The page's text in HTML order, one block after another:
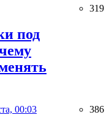
319
под
00:03 386